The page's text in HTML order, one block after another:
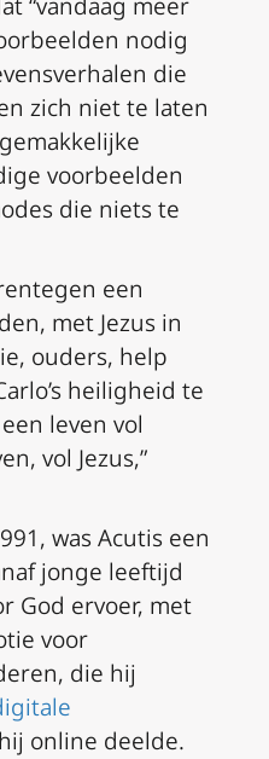
“vandaag meer
nodig
die
zich niet te laten
voorbeelden
die niets te
een
met Jezus in
ouders, help
heiligheid te
leven vol
vol Jezus,”
was Acutis een
jonge leeftijd
God ervoer, met
voor
die hij
online deelde.